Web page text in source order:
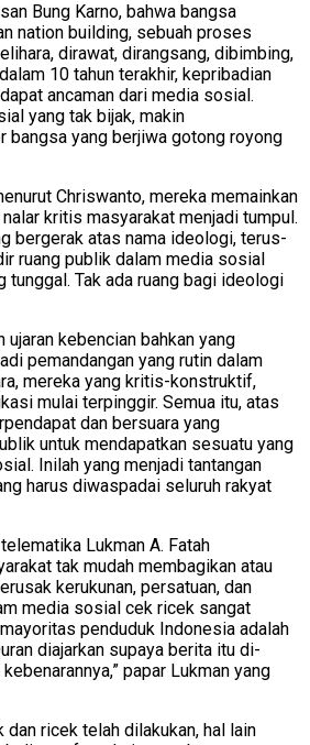
Bung Karno, bahwa bangsa
nation building, sebuah proses
dirawat, dirangsang, dibimbing,
10 tahun terakhir, kepribadian
ancaman dari media sosial.
yang tak bijak, makin
bangsa yang berjiwa gotong royong
Chriswanto, mereka memainkan
kritis masyarakat menjadi tumpul.
bergerak atas nama ideologi, terus-
ruang publik dalam media sosial
tunggal. Tak ada ruang bagi ideologi
ujaran kebencian bahkan yang
pemandangan yang rutin dalam
mereka yang kritis-konstruktif,
mulai terpinggir. Semua itu, atas
dan bersuara yang
untuk mendapatkan sesuatu yang
Inilah yang menjadi tantangan
harus diwaspadai seluruh rakyat
Lukman A. Fatah
tak mudah membagikan atau
kerukunan, persatuan, dan
media sosial cek ricek sangat
penduduk Indonesia adalah
diajarkan supaya berita itu di-
papar Lukman yang
dan ricek telah dilakukan, hal lain